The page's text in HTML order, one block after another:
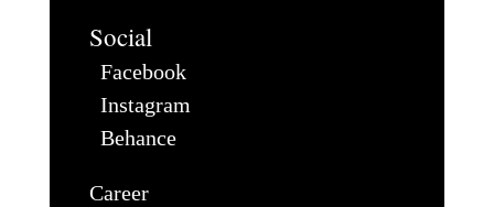
Social
Facebook
Instagram
Behance
Career